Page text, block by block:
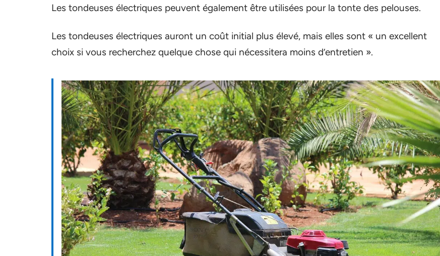
Les tondeuses électriques peuvent également être utilisées pour la tonte des pelouses.
Les tondeuses électriques auront un coût initial plus élevé, mais elles sont « un excellent
choix si vous recherchez quelque chose qui nécessitera moins d’entretien ».